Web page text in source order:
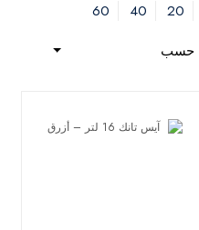
20
40
60
حسب